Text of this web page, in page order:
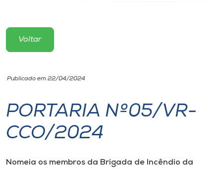
Atendimento ao Estudante
Portal de Ensino
Unoesc
Internacionalização
I.nova
Voltar
Publicado em 22/04/2024
PORTARIA Nº05/VR-
CCO/2024
Nomeia os membros da Brigada de Incêndio da